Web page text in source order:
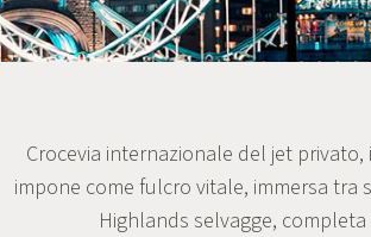
Crocevia internazionale del jet
impone come fulcro vitale, immersa tra
Highlands selvagge,